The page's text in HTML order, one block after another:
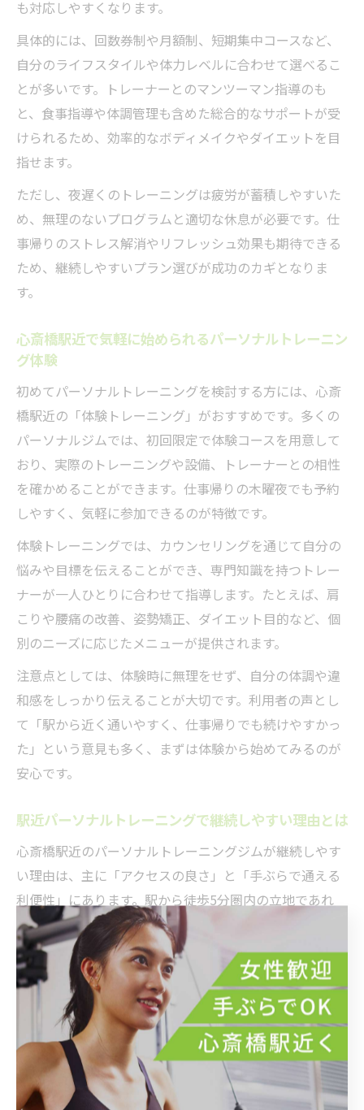
も対応しやすくなります。
具体的には、回数券制や月額制、短期集中コースなど、
自分のライフスタイルや体力レベルに合わせて選べるこ
とが多いです。トレーナーとのマンツーマン指導のも
と、食事指導や体調管理も含めた総合的なサポートが受
けられるため、効率的なボディメイクやダイエットを目
指せます。
ただし、夜遅くのトレーニングは疲労が蓄積しやすいた
め、無理のないプログラムと適切な休息が必要です。仕
事帰りのストレス解消やリフレッシュ効果も期待できる
ため、継続しやすいプラン選びが成功のカギとなりま
す。
心斎橋駅近で気軽に始められるパーソナルトレーニン
グ体験
初めてパーソナルトレーニングを検討する方には、心斎
橋駅近の「体験トレーニング」がおすすめです。多くの
パーソナルジムでは、初回限定で体験コースを用意して
おり、実際のトレーニングや設備、トレーナーとの相性
を確かめることができます。仕事帰りの木曜夜でも予約
しやすく、気軽に参加できるのが特徴です。
体験トレーニングでは、カウンセリングを通じて自分の
悩みや目標を伝えることができ、専門知識を持つトレー
ナーが一人ひとりに合わせて指導します。たとえば、肩
こりや腰痛の改善、姿勢矯正、ダイエット目的など、個
別のニーズに応じたメニューが提供されます。
注意点としては、体験時に無理をせず、自分の体調や違
和感をしっかり伝えることが大切です。利用者の声とし
て「駅から近く通いやすく、仕事帰りでも続けやすかっ
た」という意見も多く、まずは体験から始めてみるのが
安心です。
駅近パーソナルトレーニングで継続しやすい理由とは
心斎橋駅近のパーソナルトレーニングジムが継続しやす
い理由は、主に「アクセスの良さ」と「手ぶらで通える
利便性」にあります。駅から徒歩5分圏内の立地であれ
ば、仕事終わりや買い物帰りにも立ち寄りやすく、日常
生活に無理なく組み込めます。服やシューズの無料レン
タル、シャワー設備の充実なども、忙しい社会人にとっ
て大きなメリットです。
また、完全個室や女性専用スペースを設けているジムも
多く、プライバシーが守られた環境で安心してトレーニ
ングに集中できます。トレーナーが一人ひとりの目標や
体調を把握し、モチベーション維持をサポートしてくれ